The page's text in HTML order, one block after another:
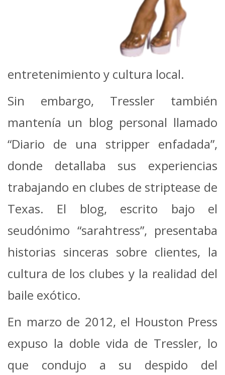
entretenimiento y cultura local.
Sin embargo, Tressler también
mantenía un blog personal llamado
“Diario de una stripper enfadada”,
donde detallaba sus experiencias
trabajando en clubes de striptease de
Texas. El blog, escrito bajo el
seudónimo “sarahtress”, presentaba
historias sinceras sobre clientes, la
cultura de los clubes y la realidad del
baile exótico.
En marzo de 2012, el Houston Press
expuso la doble vida de Tressler, lo
que condujo a su despido del